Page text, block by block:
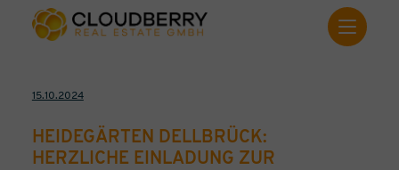
15.10.2024
HEIDEGÄRTEN DELLBRÜCK:
HERZLICHE EINLADUNG ZUR